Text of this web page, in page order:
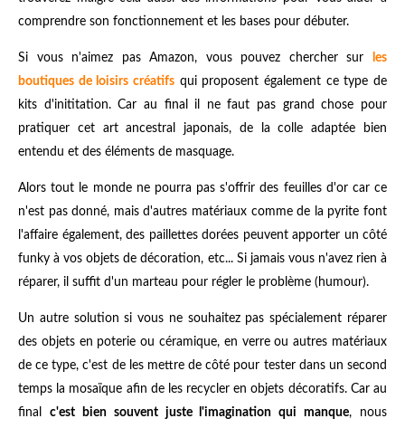
comprendre son fonctionnement et les bases pour débuter.
Si vous n'aimez pas Amazon, vous pouvez chercher sur
les
boutiques de loisirs créatifs qui proposent également ce type de
kits d'inititation. Car au final il ne faut pas grand chose pour
pratiquer cet art ancestral japonais, de la colle adaptée bien
entendu et des éléments de masquage.
Alors tout le monde ne pourra pas s'offrir des feuilles d'or car ce
n'est pas donné, mais d'autres matériaux comme de la pyrite font
l'affaire également, des paillettes dorées peuvent apporter un côté
funky à vos objets de décoration, etc... Si jamais vous n'avez rien à
réparer, il suffit d'un marteau pour régler le problème (humour).
Un autre solution si vous ne souhaitez pas spécialement réparer
des objets en poterie ou céramique, en verre ou autres matériaux
de ce type, c'est de les mettre de côté pour tester dans un second
temps la mosaïque afin de les recycler en objets décoratifs. Car au
final c'est bien souvent juste l'imagination qui manque, nous